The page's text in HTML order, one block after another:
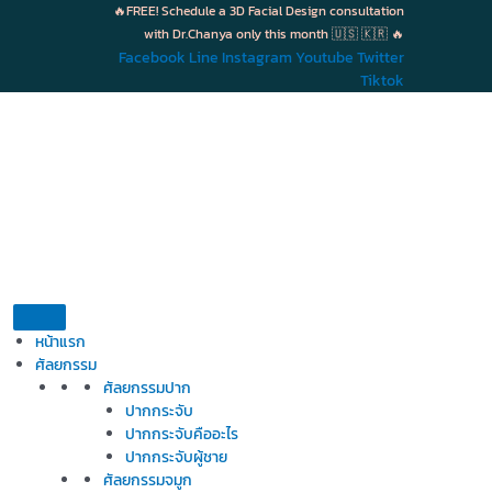
🔥FREE! Schedule a 3D Facial Design consultation
with Dr.Chanya only this month 🇺🇸 🇰🇷 🔥
Facebook Line Instagram Youtube Twitter
Tiktok
หน้าแรก
ศัลยกรรม
ศัลยกรรมปาก
ปากกระจับ
ปากกระจับคืออะไร
ปากกระจับผู้ชาย
ศัลยกรรมจมูก